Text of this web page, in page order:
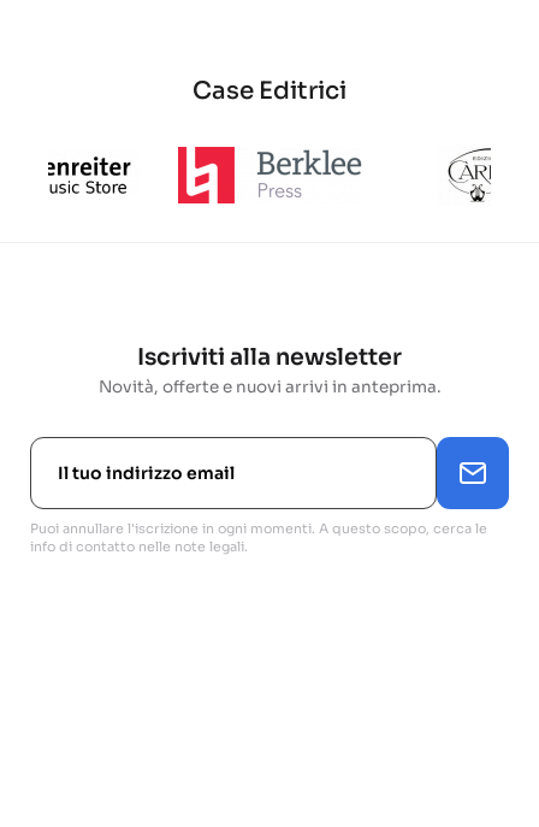
Case Editrici
Iscriviti alla newsletter
Novità, offerte e nuovi arrivi in anteprima.
Puoi annullare l'iscrizione in ogni momenti. A questo scopo, cerca le
info di contatto nelle note legali.